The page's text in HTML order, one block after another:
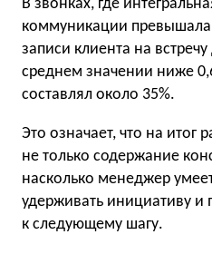
В звонках, где
коммуникации превышала
записи клиента на
среднем значении ниже
составлял около 35%.
Это означает, что на итог
не только содержание
насколько менеджер
удерживать инициативу и
к следующему шагу.